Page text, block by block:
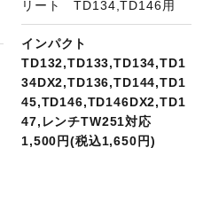
リート TD134,TD146用
インパクト
TD132,TD133,TD134,TD1
34DX2,TD136,TD144,TD1
45,TD146,TD146DX2,TD1
47,レンチTW251対応
1,500円(税込1,650円)